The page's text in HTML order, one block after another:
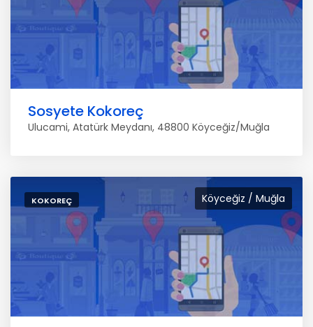
Sosyete Kokoreç
Ulucami, Atatürk Meydanı, 48800 Köyceğiz/Muğla
Köyceğiz / Muğla
KOKOREÇ